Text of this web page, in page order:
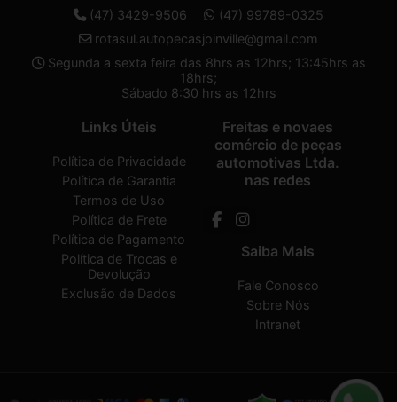
(47) 3429-9506
(47) 99789-0325
rotasul.autopecasjoinville@gmail.com
Segunda a sexta feira das 8hrs as 12hrs; 13:45hrs as
18hrs;
Sábado 8:30 hrs as 12hrs
Links Úteis
Política de Privacidade
Política de Garantia
Termos de Uso
Política de Frete
Política de Pagamento
Política de Trocas e
Devolução
Exclusão de Dados
Freitas e novaes
comércio de peças
automotivas Ltda.
nas redes
Saiba Mais
Fale Conosco
Sobre Nós
Intranet